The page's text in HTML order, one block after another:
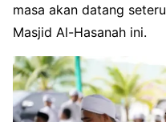
masa akan datang
Masjid Al-Hasanah ini.